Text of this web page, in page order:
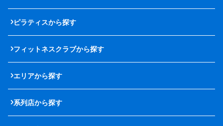
ピラティスから探す
フィットネスクラブから探す
エリアから探す
系列店から探す